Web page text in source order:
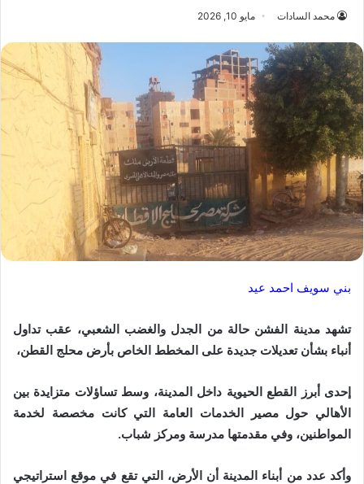
محمد السادات مايو 10, 2026
بني سويف احمد عيد
تشهد مدينة الفشن حالة من الجدل والغضب الشعبي، عقب تداول
أنباء بشأن تعديلات جديدة على المخطط الخاص بأرض محلج القطن،
إحدى أبرز القطع الحيوية داخل المدينة، وسط تساؤلات متزايدة بين
الأهالي حول مصير الخدمات العامة التي كانت مخصصة لخدمة
المواطنين، وفي مقدمتها مدرسة ومركز شباب.
وأكد عدد من أبناء المدينة أن الأرض، التي تقع في موقع استراتيجي